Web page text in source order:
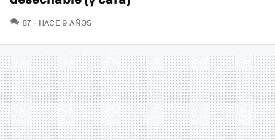
87COMENTARIOS
HACE 9 AÑOS